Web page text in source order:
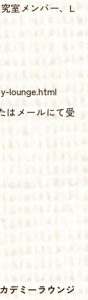
室メンバー、L
lounge.html
はメールにて受
デミーラウンジ